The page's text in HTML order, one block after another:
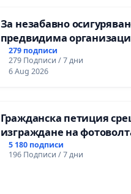
За незабавно
предвидима
учебния процес и
на правото на
и качествено
гимназия „
279 подписи
279 Подписи / 7 дни
6 Aug 2026
Гражданска петиция
изграждане на
парк в с.Прибой, общ.
5 180 подписи
196 Подписи / 7 дни